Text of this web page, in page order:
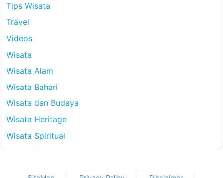
Tips Wisata
Travel
Videos
Wisata
Wisata Alam
Wisata Bahari
Wisata dan Budaya
Wisata Heritage
Wisata Spiritual